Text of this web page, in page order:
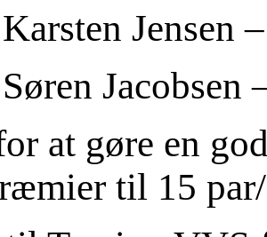
Jensen
Jacobsen
at gøre en
til 15